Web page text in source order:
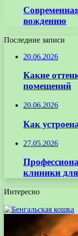
вождению
Последние записи
20.06.2026
Какие
помещений
20.06.2026
Как
27.05.2026
клиники
Интересно